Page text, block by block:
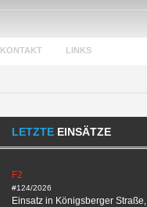
KONTAKT LINKS
LETZTE EINSÄTZE
F2
#124/2026
Einsatz in Königsberger Straße,